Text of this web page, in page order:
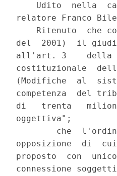
Udito  nella
relatore Franco
Ritenuto  che
del  2001)  il
all'art. 3    della
costituzionale
(Modifiche  al
competenza  del
di   trenta
oggettiva";
che
opposizione  di
proposto  con
connessione